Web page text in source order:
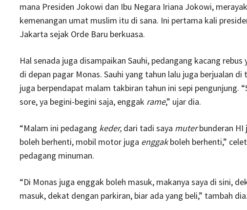
mana Presiden Jokowi dan Ibu Negara Iriana Jokowi,
kemenangan umat muslim itu di sana. Ini pertama kali
Jakarta sejak Orde Baru berkuasa.
Hal senada juga disampaikan Sauhi, pedangang kacang rebus
di depan pagar Monas. Sauhi yang tahun lalu juga berjualan
juga berpendapat malam takbiran tahun ini sepi pengunjung.
sore, ya begini-begini saja, enggak rame,” ujar dia.
“Malam ini pedagang keder,dari tadi saya muterbunderan HI
boleh berhenti, mobil motor juga enggakboleh berhenti,”
pedagang minuman.
“Di Monas juga enggak boleh masuk, makanya saya di sini,
masuk, dekat dengan parkiran, biar ada yang beli,” tambah dia.